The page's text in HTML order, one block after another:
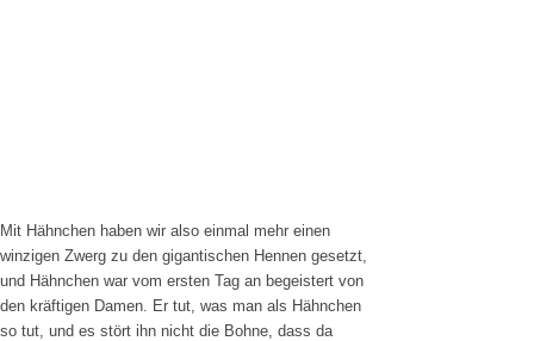
Mit Hähnchen haben wir also einmal mehr einen
winzigen Zwerg zu den gigantischen Hennen gesetzt,
und Hähnchen war vom ersten Tag an begeistert von
den kräftigen Damen. Er tut, was man als Hähnchen
so tut, und es stört ihn nicht die Bohne, dass da